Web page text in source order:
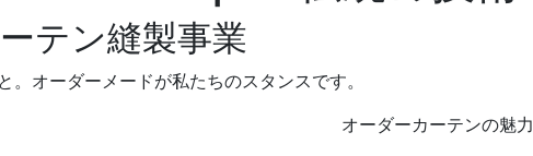
テン縫製事業
。 オーダーメードが私たちのスタンスです。
オーダーカーテンの魅力